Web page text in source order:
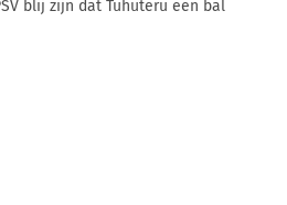
blij zijn dat Tuhuteru een bal